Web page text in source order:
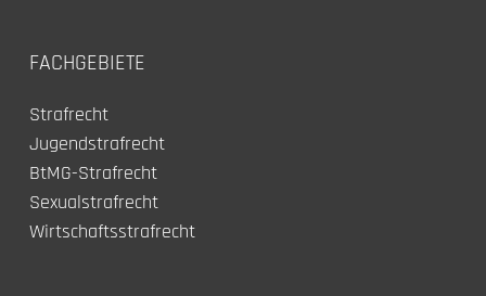
FACHGEBIETE
Strafrecht
Jugendstrafrecht
BtMG-Strafrecht
Sexualstrafrecht
Wirtschaftsstrafrecht